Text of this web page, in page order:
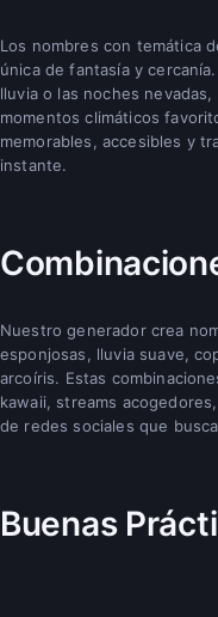
Los nombres con temática
única de fantasía y
lluvia o las noches
momentos climáticos
memorables, accesibles y
instante.
Nuestro generador crea
esponjosas, lluvia suave,
arcoíris. Estas
kawaii, streams
de redes sociales que
Buenas